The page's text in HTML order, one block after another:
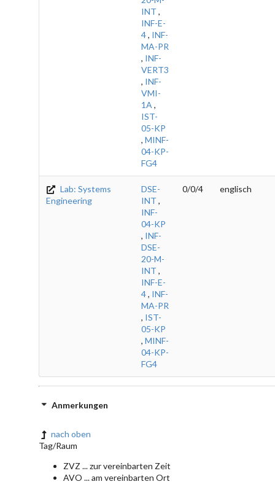
INT ,
INF-E-
4, INF-
MA-PR
, INF-
VERT3
, INF-
VMI-
1A ,
IST-
05-KP
, MINF-
04-KP-
FG4
Lab: Systems
Engineering
DSE-
INT ,
INF-
04-KP
, INF-
DSE-
20-M-
INT ,
INF-E-
4, INF-
MA-PR
, IST-
05-KP
, MINF-
04-KP-
FG4
0/0/4 englisch
Anmerkungen
nach oben
Tag/Raum
ZVZ ... zur vereinbarten Zeit
AVO ... am vereinbarten Ort